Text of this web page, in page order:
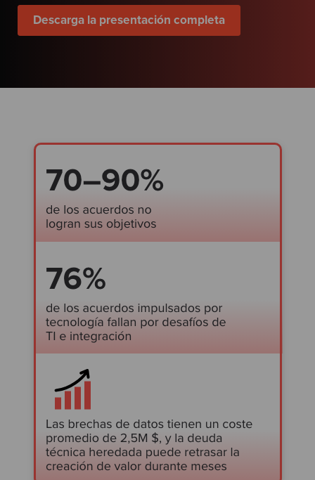
TestDescarga la presentación completa